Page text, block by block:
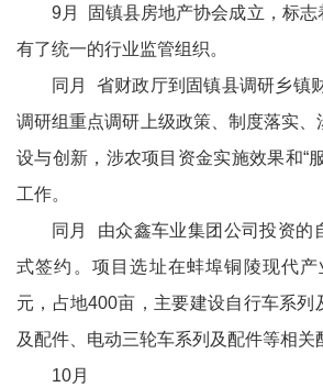
9月 固镇县房地产协会成立，标志
有了统一的行业监管组织。
同月 省财政厅到固镇县调研乡镇
调研组重点调研上级政策、制度落实、
设与创新，涉农项目资金实施效果和“
工作。
同月 由众鑫车业集团公司投资的
式签约。项目选址在蚌埠铜陵现代
元，占地400亩，主要建设自行车系列
及配件、电动三轮车系列及配件等相关
10月